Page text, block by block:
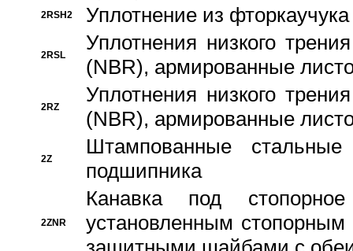
2RSH2 Уплотнение из
2RSL
Уплотнения низкого
(NBR), армированные
2RZ
Уплотнения низкого
(NBR), армированные
2Z
Штампованные
подшипника
2ZNR
Канавка под
установленным